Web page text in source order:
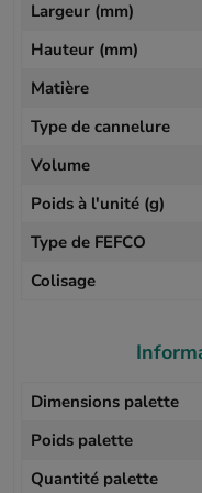
Largeur (mm)
Hauteur (mm)
Matière
Type de cannelure
Volume
Poids à l'unité (g)
Type de FEFCO
Colisage
Dimensions palette
Poids palette
Quantité palette